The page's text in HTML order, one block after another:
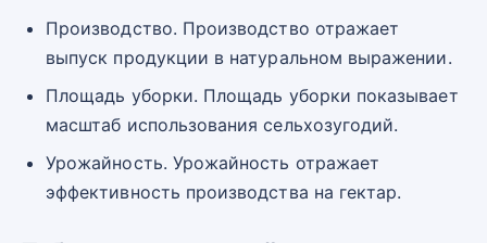
Производство. Производство отражает
выпуск продукции в натуральном выражении.
Площадь уборки. Площадь уборки показывает
масштаб использования сельхозугодий.
Урожайность. Урожайность отражает
эффективность производства на гектар.